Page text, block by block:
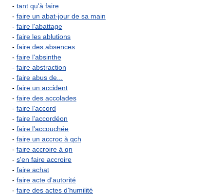
- tant qu'à faire
- faire un abat-jour de sa main
- faire l'abattage
- faire les ablutions
- faire des absences
- faire l'absinthe
- faire abstraction
- faire abus de...
- faire un accident
- faire des accolades
- faire l'accord
- faire l'accordéon
- faire l'accouchée
- faire un accroc à qch
- faire accroire à qn
- s'en faire accroire
- faire achat
- faire acte d'autorité
- faire des actes d'humilité